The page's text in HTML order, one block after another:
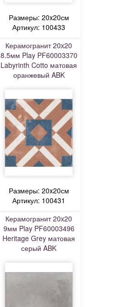
Размеры: 20x20см
Артикул: 100433
Керамогранит 20x20
8.5мм Play PF60003370
Labyrinth Cotto матовая
оранжевый ABK
Размеры: 20x20см
Артикул: 100431
Керамогранит 20x20
9мм Play PF60003496
Heritage Grey матовая
серый ABK